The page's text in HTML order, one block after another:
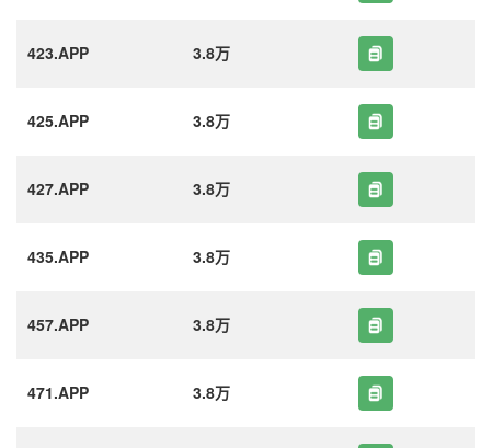
423.APP 3.8万
425.APP 3.8万
427.APP 3.8万
435.APP 3.8万
457.APP 3.8万
471.APP 3.8万